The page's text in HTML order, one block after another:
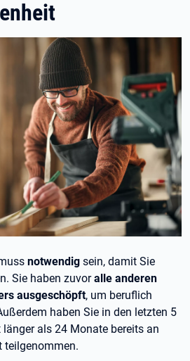
notwendig sein, damit Sie
Sie haben zuvoralle anderen
ausgeschöpft, um beruflich
haben Sie in den letzten 5
als 24 Monate bereits an
teilgenommen.